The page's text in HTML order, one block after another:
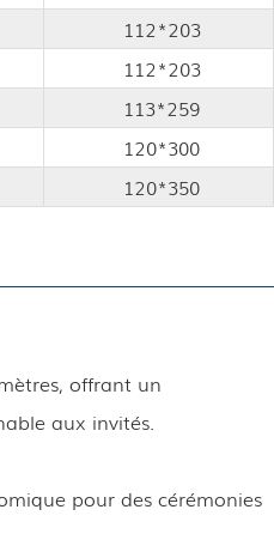
112*203
112*203
113*259
120*300
120*350
offrant un
aux invités.
pour des cérémonies